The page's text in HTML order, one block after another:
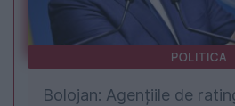
POLITICA
Bolojan: Agențiile de